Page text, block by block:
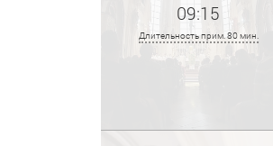
09:15
Длительность прим. 80 мин.